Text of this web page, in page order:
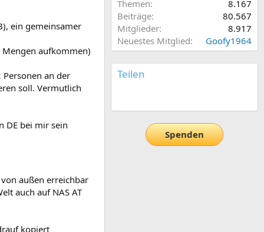
ein gemeinsamer
aufkommen)
an der
soll. Vermutlich
DE bei mir sein
außen erreichbar
auch auf NAS AT
kopiert
Themen
8.167
Beiträge
80.567
Mitglieder
8.917
Neuestes Mitglied
Goofy1964
Teilen
Spenden